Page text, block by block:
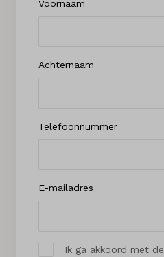
Voornaam
Achternaam
Telefoonnummer
E-mailadres
Ik ga akkoord met de